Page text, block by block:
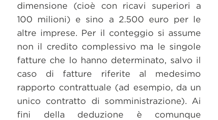
dimensione (cioè con ricavi superiori a
100 milioni) e sino a 2.500 euro per le
altre imprese. Per il conteggio si assume
non il credito complessivo ma le singole
fatture che lo hanno determinato, salvo il
caso di fatture riferite al medesimo
rapporto contrattuale (ad esempio, da un
unico contratto di somministrazione). Ai
fini della deduzione è comunque